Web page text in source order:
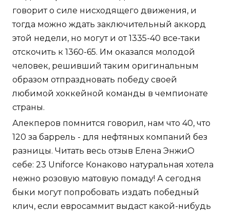
говорит о силе нисходящего движения, и
тогда можно ждать заключительный аккорд
этой недели, но могут и от 1335-40 все-таки
отскочить к 1360-65. Им оказался молодой
человек, решивший таким оригинальным
образом отпраздновать победу своей
любимой хоккейной команды в чемпионате
страны.
Алекперов помнится говорил, нам что 40, что
120 за баррель - для нефтяных компаний без
разницы. Читать весь отзыв Елена ЭнжиО
себе: 23 Uniforce Конаково натуральная хотела
нежно розовую матовую помаду! А сегодня
быки могут попробовать издать победный
клич, если евросаммит выдаст какой-нибудь